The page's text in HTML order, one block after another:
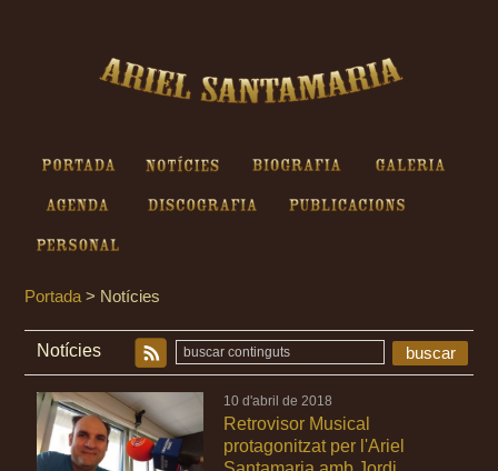
Portada Notícies Biografia Galeria
Agenda Discografia Publicacions
Personal
Portada > Notícies
Notícies buscar
10 d'abril de 2018
Retrovisor Musical
protagonitzat per l'Ariel